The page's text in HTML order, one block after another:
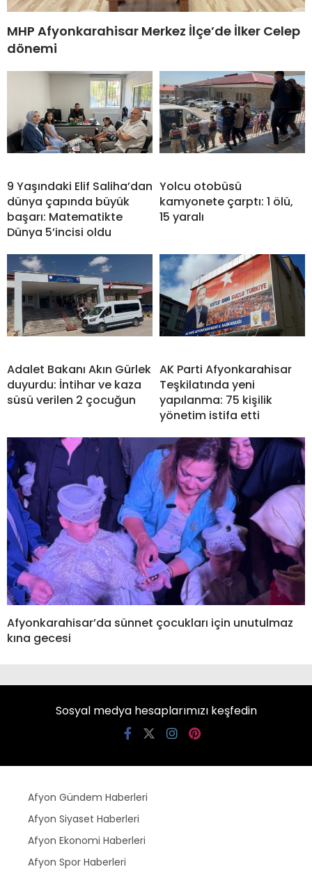
MHP Afyonkarahisar Merkez İlçe’de İlker Celep
dönemi
9 Yaşındaki Elif Saliha’dan
dünya çapında büyük
başarı: Matematikte
Dünya 5’incisi oldu
Yolcu otobüsü
kamyonete çarptı: 1 ölü,
15 yaralı
Adalet Bakanı Akın Gürlek
duyurdu: İntihar ve kaza
süsü verilen 2 çocuğun
AK Parti Afyonkarahisar
Teşkilatında yeni
yapılanma: 75 kişilik
yönetim istifa etti
Afyonkarahisar’da sünnet çocukları için unutulmaz
kına gecesi
Sosyal medya hesaplarımızı keşfedin
Afyon Gündem Haberleri
Afyon Siyaset Haberleri
Afyon Ekonomi Haberleri
Afyon Spor Haberleri